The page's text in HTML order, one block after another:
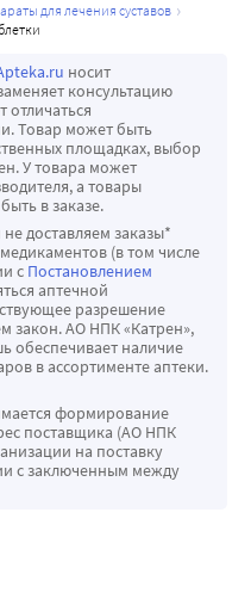
для лечения суставов
носит
консультацию
Товар может быть
площадках, выбор
У товара может
а товары
в заказе.
доставляем заказы*
(в том числе
с Постановлением
аптечной
разрешение
закон. АО НПК «Катрен»,
обеспечивает наличие
в ассортименте аптеки.
формирование
поставщика (АО НПК
на поставку
с заключенным между